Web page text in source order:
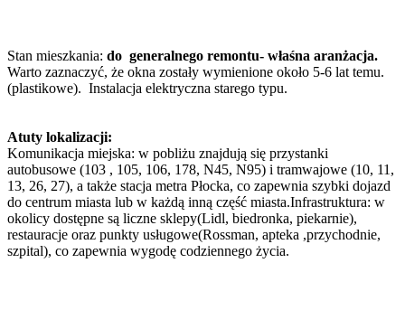
Stan mieszkania: do generalnego remontu- właśna aranżacja.
Warto zaznaczyć, że okna zostały wymienione około 5-6 lat temu.
(plastikowe). Instalacja elektryczna starego typu.
Atuty lokalizacji:
Komunikacja miejska: w pobliżu znajdują się przystanki
autobusowe (103 , 105, 106, 178, N45, N95) i tramwajowe (10, 11,
13, 26, 27), a także stacja metra Płocka, co zapewnia szybki dojazd
do centrum miasta lub w każdą inną część miasta.Infrastruktura: w
okolicy dostępne są liczne sklepy(Lidl, biedronka, piekarnie),
restauracje oraz punkty usługowe(Rossman, apteka ,przychodnie,
szpital), co zapewnia wygodę codziennego życia.